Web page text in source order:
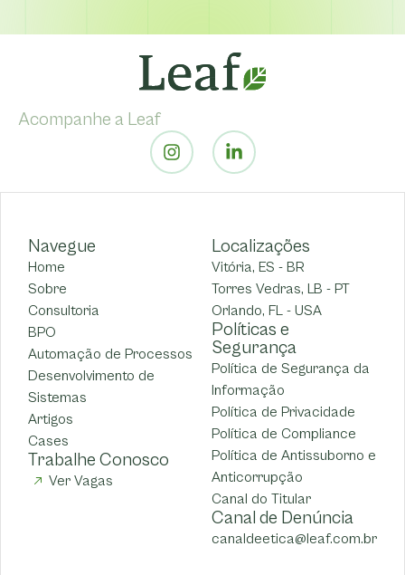
Acompanhe a Leaf
Navegue
Home
Sobre
Consultoria
BPO
Automação de Processos
Desenvolvimento de
Sistemas
Artigos
Cases
Trabalhe Conosco
Ver Vagas
Localizações
Vitória, ES - BR
Torres Vedras, LB - PT
Orlando, FL - USA
Políticas e
Segurança
Política de Segurança da
Informação
Política de Privacidade
Política de Compliance
Política de Antissuborno e
Anticorrupção
Canal do Titular
Canal de Denúncia
canaldeetica@leaf.com.br